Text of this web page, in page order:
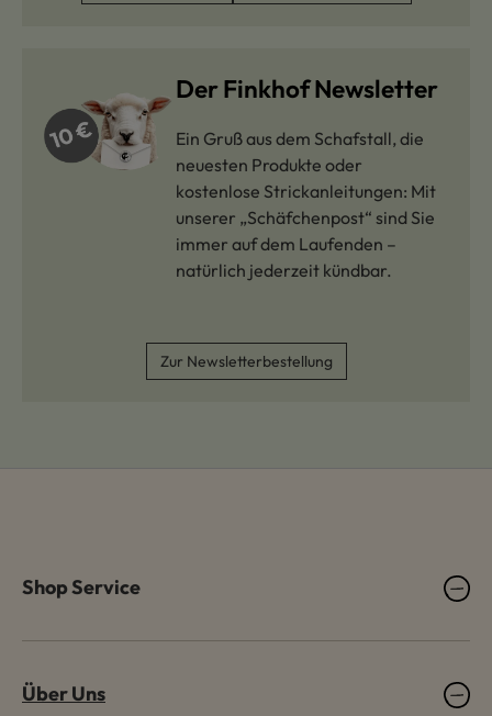
Der Finkhof Newsletter
Ein Gruß aus dem Schafstall, die
neuesten Produkte oder
kostenlose Strickanleitungen: Mit
unserer „Schäfchenpost“ sind Sie
immer auf dem Laufenden –
natürlich jederzeit kündbar.
Zur Newsletterbestellung
Shop Service
Über Uns